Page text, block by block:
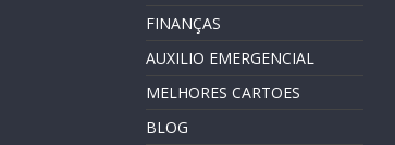
FINANÇAS
AUXILIO EMERGENCIAL
MELHORES CARTOES
BLOG